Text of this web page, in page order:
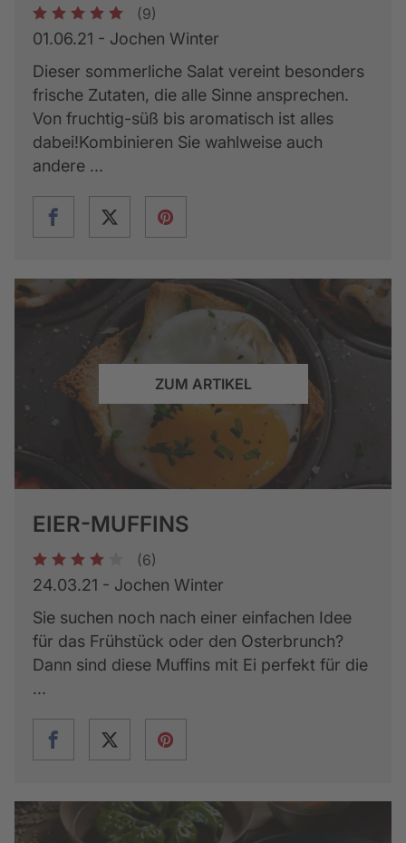
1 2 3 4 5 (9)
01.06.21 - Jochen Winter
Dieser sommerliche Salat vereint besonders
frische Zutaten, die alle Sinne ansprechen.
Von fruchtig-süß bis aromatisch ist alles
dabei!Kombinieren Sie wahlweise auch
andere ...
ZUM ARTIKEL
EIER-MUFFINS
1 2 3 4 (6)
24.03.21 - Jochen Winter
Sie suchen noch nach einer einfachen Idee
für das Frühstück oder den Osterbrunch?
Dann sind diese Muffins mit Ei perfekt für die
...